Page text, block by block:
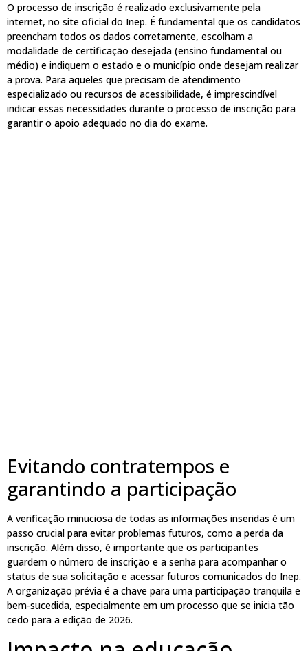
O processo de inscrição é realizado exclusivamente pela
internet, no site oficial do Inep. É fundamental que os candidatos
preencham todos os dados corretamente, escolham a
modalidade de certificação desejada (ensino fundamental ou
médio) e indiquem o estado e o município onde desejam realizar
a prova. Para aqueles que precisam de atendimento
especializado ou recursos de acessibilidade, é imprescindível
indicar essas necessidades durante o processo de inscrição para
garantir o apoio adequado no dia do exame.
Evitando contratempos e
garantindo a participação
A verificação minuciosa de todas as informações inseridas é um
passo crucial para evitar problemas futuros, como a perda da
inscrição. Além disso, é importante que os participantes
guardem o número de inscrição e a senha para acompanhar o
status de sua solicitação e acessar futuros comunicados do Inep.
A organização prévia é a chave para uma participação tranquila e
bem-sucedida, especialmente em um processo que se inicia tão
cedo para a edição de 2026.